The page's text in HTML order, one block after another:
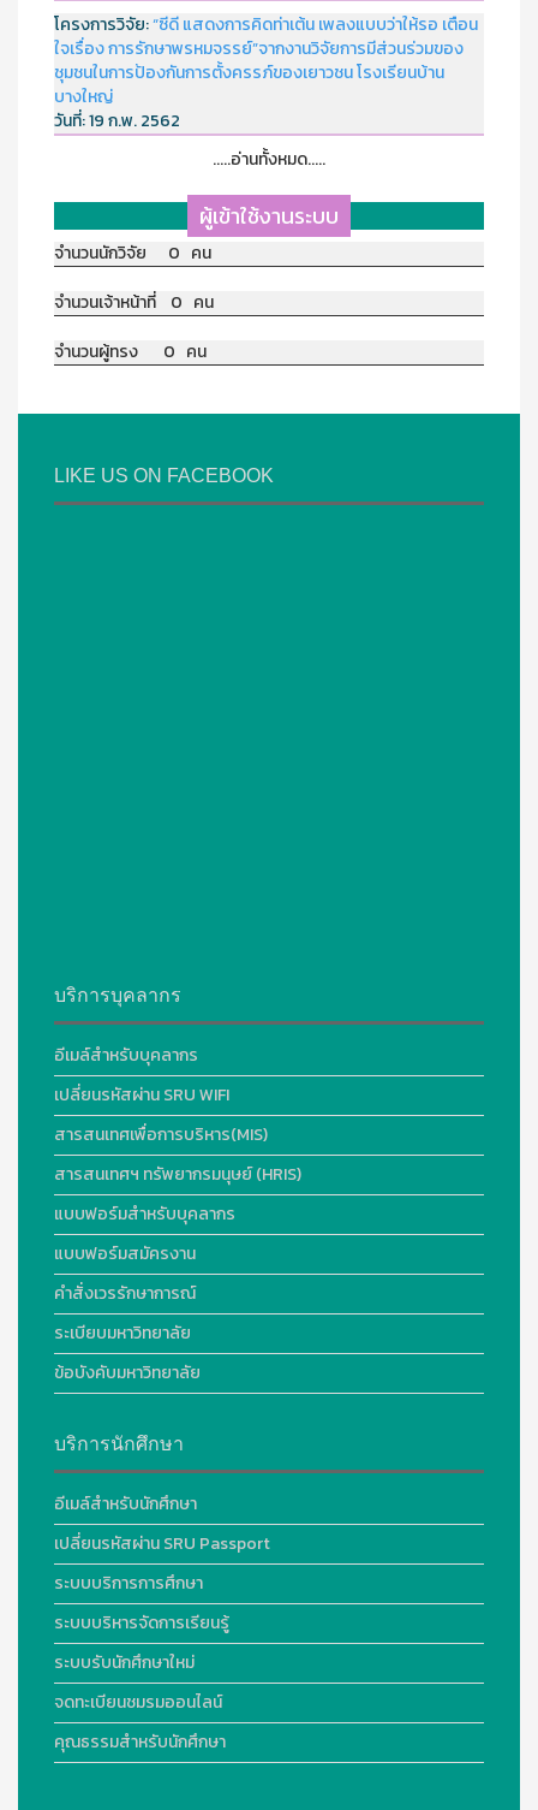
โครงการวิจัย:“ซีดี แสดงการคิดท่าเต้น เพลงแบบว่าให้รอ เตือน
ใจเรื่อง การรักษาพรหมจรรย์”จากงานวิจัยการมีส่วนร่วมของ
ชุมชนในการป้องกันการตั้งครรภ์ของเยาวชน โรงเรียนบ้าน
บางใหญ่
วันที่:19 ก.พ. 2562
.....อ่านทั้งหมด.....
ผู้เข้าใช้งานระบบ
จำนวนนักวิจัย 0 คน
จำนวนเจ้าหน้าที่ 0 คน
จำนวนผู้ทรง 0 คน
LIKE US ON FACEBOOK
บริการบุคลากร
อีเมล์สำหรับบุคลากร
เปลี่ยนรหัสผ่าน SRU WIFI
สารสนเทศเพื่อการบริหาร(MIS)
สารสนเทศฯ ทรัพยากรมนุษย์ (HRIS)
แบบฟอร์มสำหรับบุคลากร
แบบฟอร์มสมัครงาน
คำสั่งเวรรักษาการณ์
ระเบียบมหาวิทยาลัย
ข้อบังคับมหาวิทยาลัย
บริการนักศึกษา
อีเมล์สำหรับนักศึกษา
เปลี่ยนรหัสผ่าน SRU Passport
ระบบบริการการศึกษา
ระบบบริหารจัดการเรียนรู้
ระบบรับนักศึกษาใหม่
จดทะเบียนชมรมออนไลน์
คุณธรรมสำหรับนักศึกษา